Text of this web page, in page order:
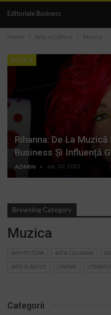
Editoriale Business
Home Arta si Cultura Muzica
MUZICA
Rihanna: De La
Business Și Influență
ADMIN apr. 30, 2025
Browsing Category
Muzica
ARHITECTURA ARTA CULINARA
ARTE PLASTICE CINEMA
Categorii